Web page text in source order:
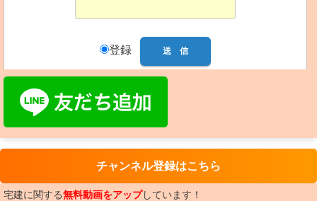
登録
チャンネル登録はこちら
宅建に関する無料動画をアップしています！